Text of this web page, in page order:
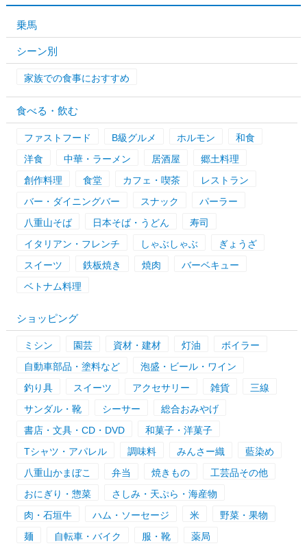
乗馬
シーン別
家族での食事におすすめ
食べる・飲む
ファストフード B級グルメ ホルモン
和食
洋食
中華・ラーメン 居酒屋
郷土料理
創作料理
食堂 カフェ・喫茶
レストラン
バー・ダイニングバー
スナック
パーラー
八重山そば
日本そば・うどん
寿司
イタリアン・フレンチ
しゃぶしゃぶ
ぎょうざ
スイーツ
鉄板焼き 焼肉
バーベキュー
ベトナム料理
ショッピング
ミシン 園芸 資材・建材 灯油
ボイラー
自動車部品・塗料など
泡盛・ビール・ワイン
釣り具
スイーツ アクセサリー 雑貨
三線
サンダル・靴
シーサー
総合おみやげ
書店・文具・CD・DVD
和菓子・洋菓子
Tシャツ・アパレル
調味料 みんさー織
藍染め
八重山かまぼこ
弁当 焼きもの
工芸品その他
おにぎり・惣菜
さしみ・天ぷら・海産物
肉・石垣牛
ハム・ソーセージ 米
野菜・果物
麺
自転車・バイク 服・靴 薬局